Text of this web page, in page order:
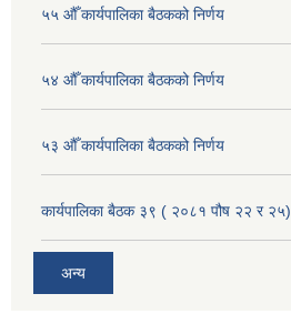
५५ औँ कार्यपालिका बैठकको निर्णय
५४ औँ कार्यपालिका बैठकको निर्णय
५३ औँ कार्यपालिका बैठकको निर्णय
कार्यपालिका बैठक ३९ ( २०८१ पौष २२ र २५)
अन्य